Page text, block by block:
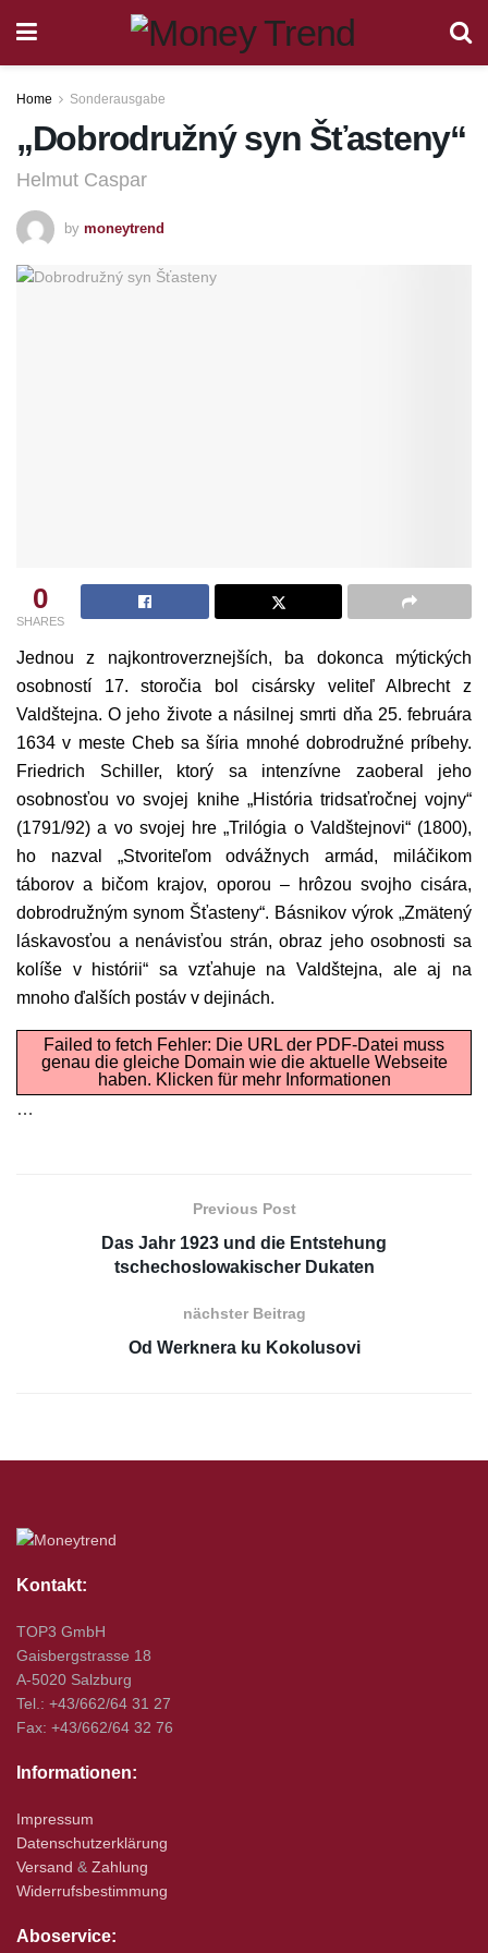
Home Sonderausgabe
„Dobrodružný syn Šťasteny“
Helmut Caspar
by moneytrend
0
SHARES
Jednou z najkontroverznejších, ba dokonca mýtických
osobností 17. storočia bol cisársky veliteľ Albrecht z
Valdštejna. O jeho živote a násilnej smrti dňa 25. februára
1634 v meste Cheb sa šíria mnohé dobrodružné príbehy.
Friedrich Schiller, ktorý sa intenzívne zaoberal jeho
osobnosťou vo svojej knihe „História tridsaťročnej vojny“
(1791/92) a vo svojej hre „Trilógia o Valdštejnovi“ (1800),
ho nazval „Stvoriteľom odvážnych armád, miláčikom
táborov a bičom krajov, oporou – hrôzou svojho cisára,
dobrodružným synom Šťasteny“. Básnikov výrok „Zmätený
láskavosťou a nenávisťou strán, obraz jeho osobnosti sa
kolíše v histórii“ sa vzťahuje na Valdštejna, ale aj na
mnoho ďalších postáv v dejinách.
Failed to fetch Fehler: Die URL der PDF-Datei muss
genau die gleiche Domain wie die aktuelle Webseite
haben. Klicken für mehr Informationen
…
Previous Post
Das Jahr 1923 und die Entstehung
tschechoslowakischer Dukaten
nächster Beitrag
Od Werknera ku Kokolusovi
Kontakt:
TOP3 GmbH
Gaisbergstrasse 18
A-5020 Salzburg
Tel.: +43/662/64 31 27
Fax: +43/662/64 32 76
Informationen:
Impressum
Datenschutzerklärung
Versand & Zahlung
Widerrufsbestimmung
Aboservice: